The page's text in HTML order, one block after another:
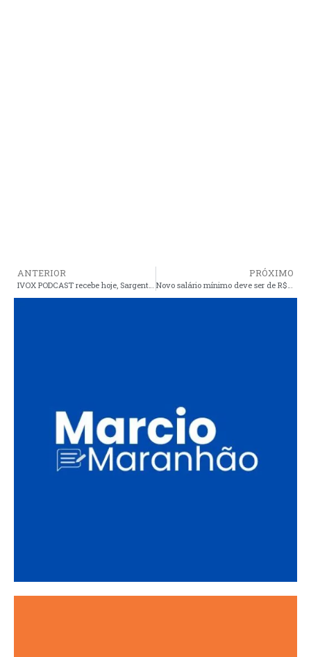
ANTERIOR
IVOX PODCAST recebe hoje, Sargento Dean, comandante da Policia Militar de Araioses
PRÓXIMO
Novo salário mínimo deve ser de R$ 1.412,00 em 2024